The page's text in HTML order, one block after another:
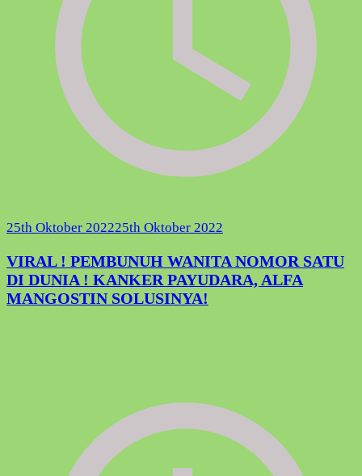
25th Oktober 202225th Oktober 2022
VIRAL ! PEMBUNUH WANITA NOMOR SATU
DI DUNIA ! KANKER PAYUDARA, ALFA
MANGOSTIN SOLUSINYA!